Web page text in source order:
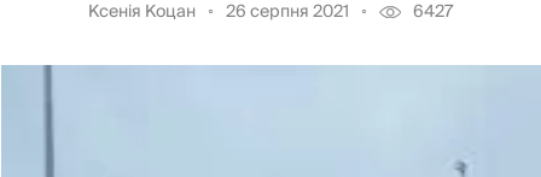
Ксенія Коцан 26 серпня 2021 6427